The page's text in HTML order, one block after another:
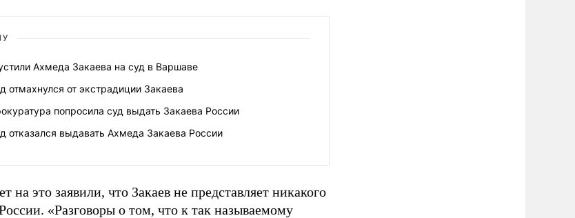
Ахмеда Закаева на суд в Варшаве
отмахнулся от экстрадиции Закаева
попросила суд выдать Закаева России
отказался выдавать Ахмеда Закаева России
на это заявили, что Закаев не представляет никакого
«Разговоры о том, что к так называемому